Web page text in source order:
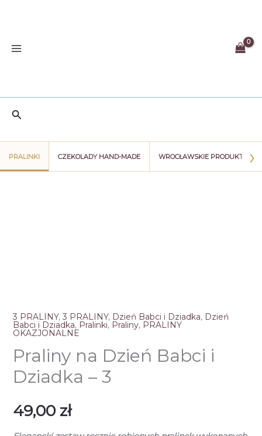
Szukaj
PRALINKI CZEKOLADY HAND-MADE WROCŁAWSKIE PRODUKTY ›
3 PRALINY, 3 PRALINY, Dzień Babci i Dziadka, Dzień
Babci i Dziadka, Pralinki, Praliny, PRALINY
OKAZJONALNE
Praliny na Dzień Babci i
Dziadka – 3
49,00 zł